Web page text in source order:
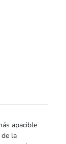
apacible
la